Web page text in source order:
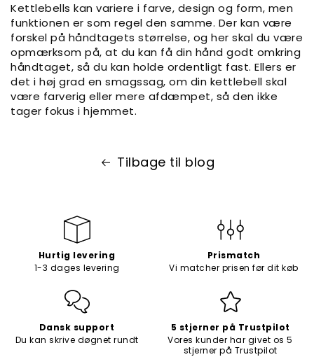
Kettlebells kan variere i farve, design og form, men
funktionen er som regel den samme. Der kan være
forskel på håndtagets størrelse, og her skal du være
opmærksom på, at du kan få din hånd godt omkring
håndtaget, så du kan holde ordentligt fast. Ellers er
det i høj grad en smagssag, om din kettlebell skal
være farverig eller mere afdæmpet, så den ikke
tager fokus i hjemmet.
Tilbage til blog
Hurtig levering
1-3 dages levering
Prismatch
Vi matcher prisen før dit køb
Dansk support
Du kan skrive døgnet rundt
5 stjerner på Trustpilot
Vores kunder har givet os 5
stjerner på Trustpilot